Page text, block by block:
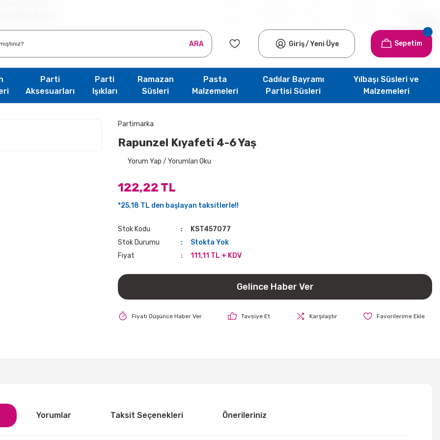
ARA Giriş/Yeni Üye Sepetim
Parti
Aksesuarları
Parti
Işıkları
Ramazan
Süsleri
Pasta
Malzemeleri
Cadılar Bayramı
Partisi Süsleri
Yılbaşı Süsleri ve
Malzemeleri
Partimarka
Rapunzel Kıyafeti 4-6 Yaş
Yorum Yap / Yorumları Oku
122,22 TL
*25,18 TL den başlayan taksitlerle!!
Stok Kodu
KST457077
Stok Durumu
Stokta Yok
Fiyat
111,11 TL + KDV
Gelince Haber Ver
Fiyatı Düşünce Haber Ver Tavsiye Et Karşılaştır
Yorumlar Taksit Seçenekleri Önerileriniz